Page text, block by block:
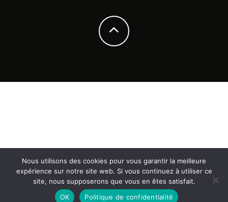
Nous utilisons des cookies pour vous garantir la meilleure
expérience sur notre site web. Si vous continuez à utiliser ce
site, nous supposerons que vous en êtes satisfait.
OK
Politique de confidentialité